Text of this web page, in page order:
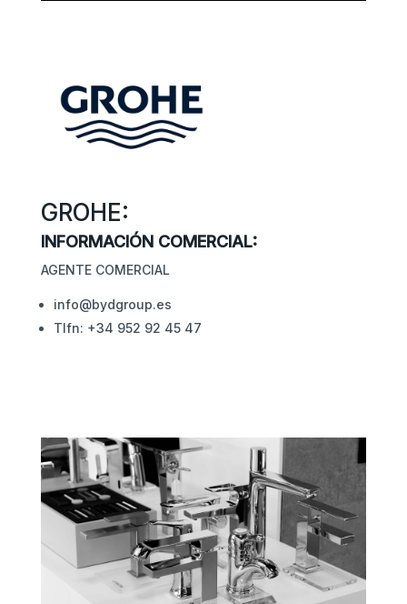
GROHE:
INFORMACIÓN COMERCIAL:
AGENTE COMERCIAL
info@bydgroup.es
Tlfn: +34 952 92 45 47